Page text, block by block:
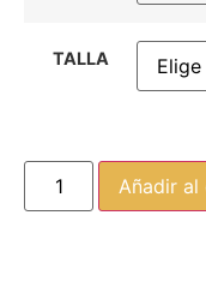
TALLA
Añadir al